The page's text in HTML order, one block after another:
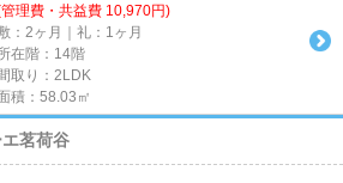
理費・共益費 10,970円)
：2ヶ月｜礼：1ヶ月
在階：14階
取り：2LDK
積：58.03㎡
エ茗荷谷